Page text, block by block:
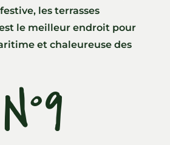
les terrasses
le meilleur endroit pour
et chaleureuse des
N°9